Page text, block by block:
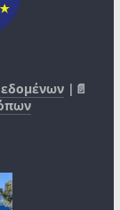
|📄